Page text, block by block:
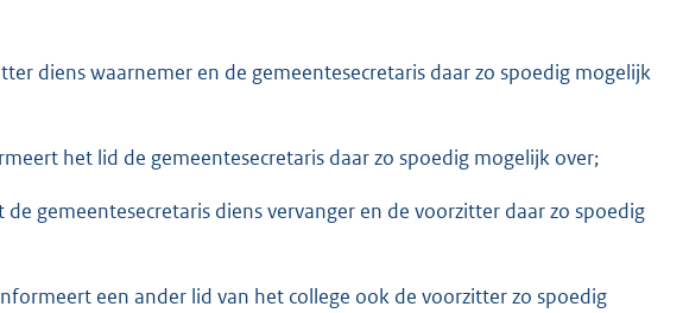
diens waarnemer en de gemeentesecretaris daar zo spoedig mogelijk
het lid de gemeentesecretaris daar zo spoedig mogelijk over;
gemeentesecretaris diens vervanger en de voorzitter daar zo spoedig
een ander lid van het college ook de voorzitter zo spoedig